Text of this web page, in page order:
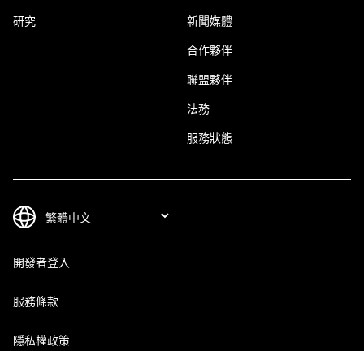
研究 新聞媒體
合作夥伴
聯盟夥伴
法務
服務狀態
開發者登入
服務條款
隱私權政策